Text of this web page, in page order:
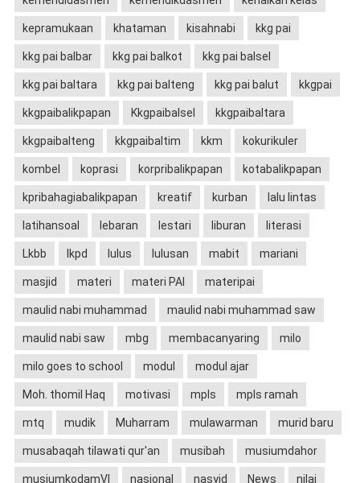
kepramukaan khataman kisahnabi kkg pai
kkg pai balbar kkg pai balkot kkg pai balsel
kkg pai baltara kkg pai balteng kkg pai balut kkgpai
kkgpaibalikpapan Kkgpaibalsel kkgpaibaltara
kkgpaibalteng kkgpaibaltim kkm kokurikuler
kombel koprasi korpribalikpapan kotabalikpapan
kpribahagiabalikpapan kreatif kurban lalu lintas
latihansoal lebaran lestari liburan literasi
Lkbb lkpd lulus lulusan mabit mariani
masjid materi materi PAI materipai
maulid nabi muhammad maulid nabi muhammad saw
maulid nabi saw mbg membacanyaring milo
milo goes to school modul modul ajar
Moh. thomil Haq motivasi mpls mpls ramah
mtq mudik Muharram mulawarman murid baru
musabaqah tilawati qur'an musibah musiumdahor
musiumkodamVI nasional nasyid News nilai